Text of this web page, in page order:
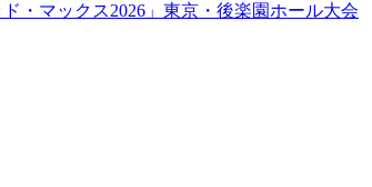
・マックス2026」東京・後楽園ホール大会